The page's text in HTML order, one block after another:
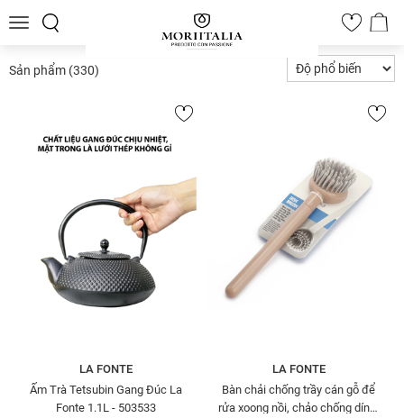
Toggle
0
Sản phẩm (330)
LA FONTE
Ấm Trà Tetsubin Gang Đúc La
Fonte 1.1L - 503533
LA FONTE
Bàn chải chống trầy cán gỗ để
rửa xoong nồi, chảo chống dính,